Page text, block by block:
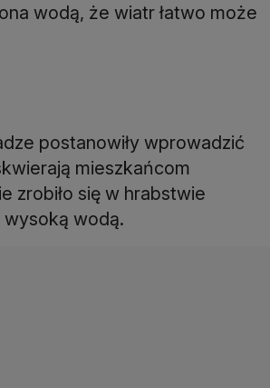
wodą, że wiatr łatwo może
postanowiły wprowadzić
mieszkańcom
zrobiło się w hrabstwie
wodą.